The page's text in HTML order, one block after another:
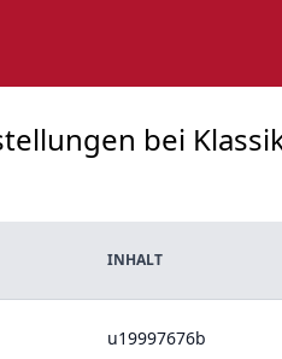
bei
INHALT
u19997676b